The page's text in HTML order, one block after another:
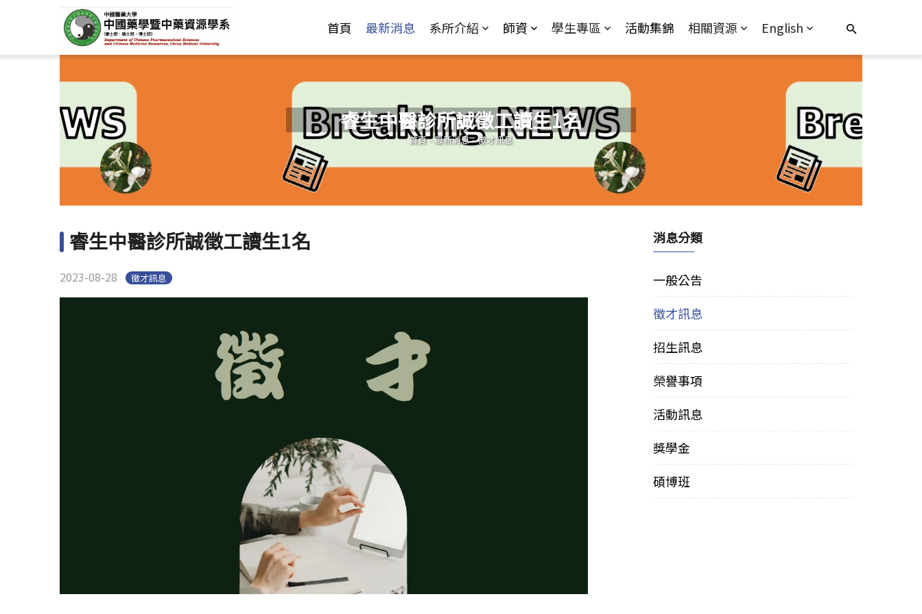
首頁 最新消息 系所介紹 師資 學生專區 活動集錦 相關資源 English
睿生中醫診所誠徵工讀生1名
您在這裡
首頁-最新消息-徵才訊息
睿生中醫診所誠徵工讀生1名
2023-08-28 徵才訊息
消息分類
一般公告
徵才訊息
招生訊息
榮譽事項
活動訊息
獎學金
碩博班